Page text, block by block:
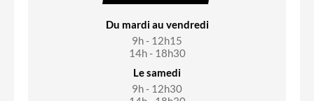
Du mardi au vendredi
9h - 12h15
14h - 18h30
Le samedi
9h - 12h30